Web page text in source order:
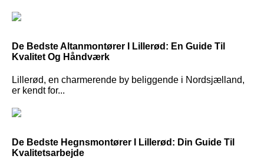
De Bedste Altanmontører I Lillerød: En Guide Til
Kvalitet Og Håndværk
Lillerød, en charmerende by beliggende i Nordsjælland,
er kendt for...
De Bedste Hegnsmontører I Lillerød: Din Guide Til
Kvalitetsarbejde